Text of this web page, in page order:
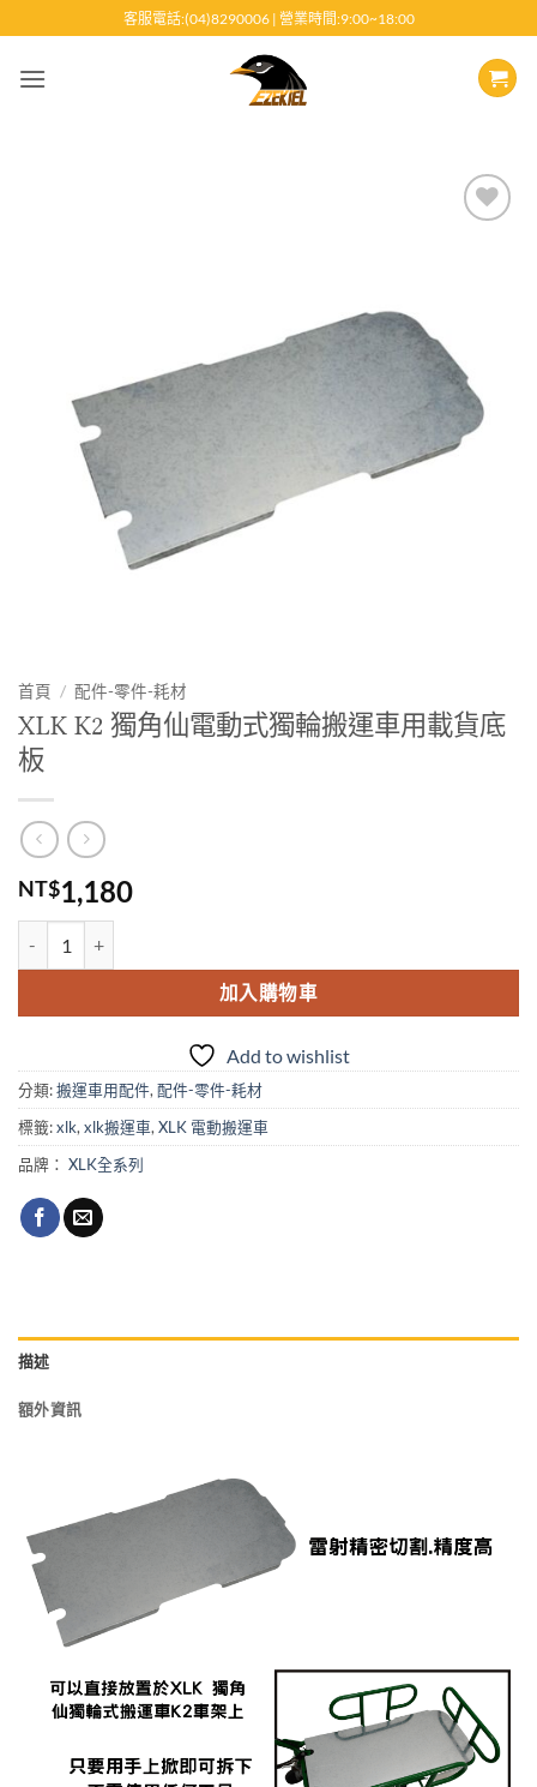
至
客服電話:(04)8290006 | 營業時間:9:00~18:00
首頁 / 配件-零件-耗材
XLK K2 獨角仙電動式獨輪搬運車用載貨底
板
NT$1,180
加入購物車
Add to wishlist
分類:搬運車用配件,配件-零件-耗材
標籤:xlk,xlk搬運車,XLK 電動搬運車
品牌： XLK全系列
描述
額外資訊